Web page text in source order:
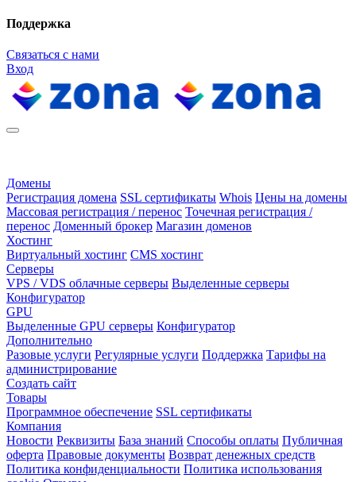
Поддержка
Связаться с нами
Вход
Домены
Регистрация домена SSL сертификаты Whois Цены на домены
Массовая регистрация / перенос Точечная регистрация /
перенос Доменный брокер Магазин доменов
Хостинг
Виртуальный хостинг CMS хостинг
Серверы
VPS / VDS облачные серверы Выделенные серверы
Конфигуратор
GPU
Выделенные GPU серверы Конфигуратор
Дополнительно
Разовые услуги Регулярные услуги Поддержка Тарифы на
администрирование
Создать сайт
Товары
Программное обеспечение SSL сертификаты
Компания
Новости Реквизиты База знаний Способы оплаты Публичная
оферта Правовые документы Возврат денежных средств
Политика конфиденциальности Политика использования